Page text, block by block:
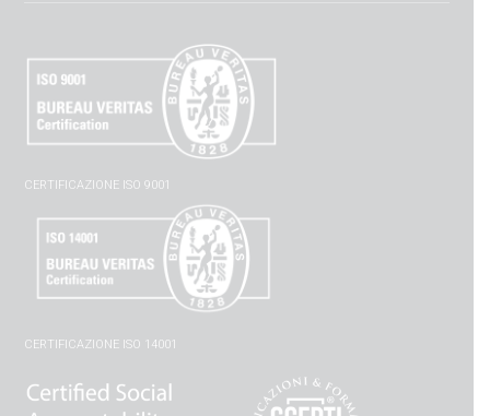
CERTIFICAZIONE ISO 9001
CERTIFICAZIONE ISO 14001